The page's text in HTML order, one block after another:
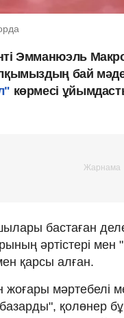
Эмманюэль
бай
көрмесі
бастаған
әртістері
қарсы алған.
жоғары мәртебелі
базарды", қолөнер